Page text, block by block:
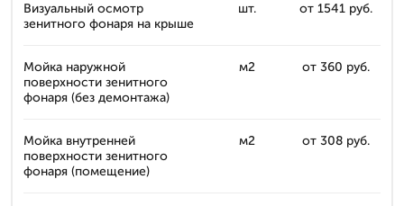
Визуальный осмотр
зенитного фонаря на крыше
шт. от 1541 руб.
Мойка наружной
поверхности зенитного
фонаря (без демонтажа)
м2 от 360 руб.
Мойка внутренней
поверхности зенитного
фонаря (помещение)
м2 от 308 руб.